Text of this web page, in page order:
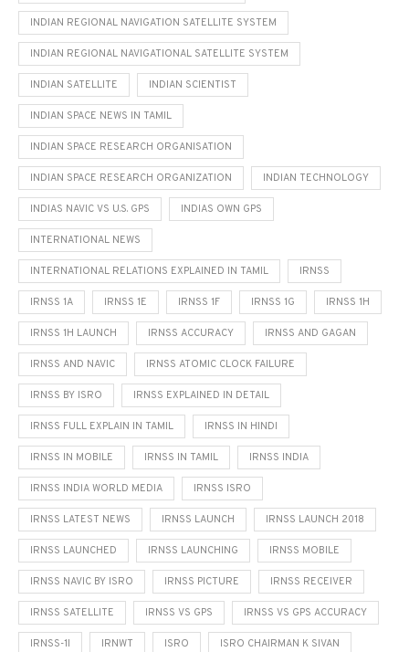
INDIAN REGIONAL NAVIGATION SATELLITE SYSTEM
INDIAN REGIONAL NAVIGATIONAL SATELLITE SYSTEM
INDIAN SATELLITE INDIAN SCIENTIST
INDIAN SPACE NEWS IN TAMIL
INDIAN SPACE RESEARCH ORGANISATION
INDIAN SPACE RESEARCH ORGANIZATION INDIAN TECHNOLOGY
INDIAS NAVIC VS U.S. GPS INDIAS OWN GPS
INTERNATIONAL NEWS
INTERNATIONAL RELATIONS EXPLAINED IN TAMIL IRNSS
IRNSS 1A IRNSS 1E IRNSS 1F IRNSS 1G IRNSS 1H
IRNSS 1H LAUNCH IRNSS ACCURACY IRNSS AND GAGAN
IRNSS AND NAVIC IRNSS ATOMIC CLOCK FAILURE
IRNSS BY ISRO IRNSS EXPLAINED IN DETAIL
IRNSS FULL EXPLAIN IN TAMIL IRNSS IN HINDI
IRNSS IN MOBILE IRNSS IN TAMIL IRNSS INDIA
IRNSS INDIA WORLD MEDIA IRNSS ISRO
IRNSS LATEST NEWS IRNSS LAUNCH IRNSS LAUNCH 2018
IRNSS LAUNCHED IRNSS LAUNCHING IRNSS MOBILE
IRNSS NAVIC BY ISRO IRNSS PICTURE IRNSS RECEIVER
IRNSS SATELLITE IRNSS VS GPS IRNSS VS GPS ACCURACY
IRNSS-1I IRNWT ISRO ISRO CHAIRMAN K SIVAN